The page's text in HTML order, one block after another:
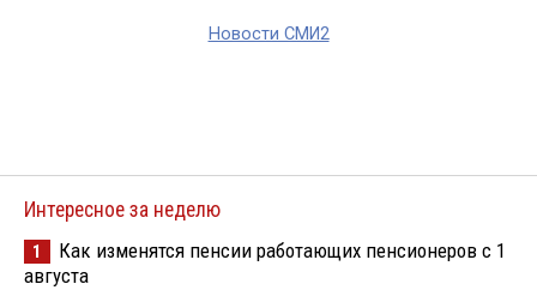
Новости СМИ2
Интересное за неделю
1
Как изменятся пенсии работающих пенсионеров с 1
августа